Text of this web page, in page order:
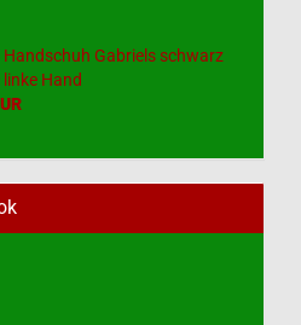
Handschuh Gabriels schwarz
Hand